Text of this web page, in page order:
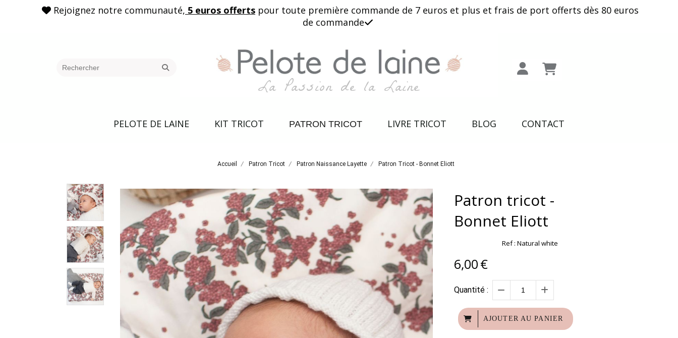
 Rejoignez notre communauté, 5 euros offerts pour toute première commande de 7 euros et plus et frais de port offerts dès 80 euros
de commande
La Passion de la Laine
PELOTE DE LAINE KIT TRICOT PATRON TRICOT LIVRE TRICOT BLOG CONTACT
Accueil Patron Tricot Patron Naissance Layette Patron Tricot - Bonnet Eliott
Patron tricot -
Bonnet Eliott
Ref : Natural white
6,00€
Quantité :
AJOUTER AU PANIER